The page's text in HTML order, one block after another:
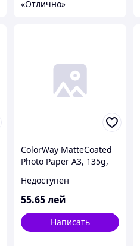
«Отлично»
ColorWay MatteCoated
Photo Paper A3, 135g,
Недоступен
55.65лей
Написать